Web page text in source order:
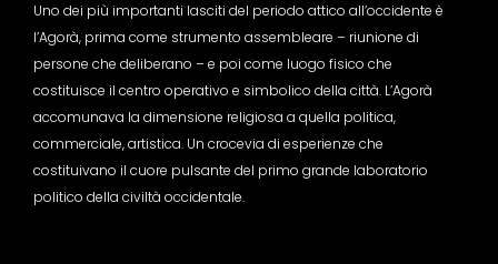
Uno dei più importanti lasciti del periodo attico all’occidente è
l’Agorà, prima come strumento assembleare – riunione di
persone che deliberano – e poi come luogo fisico che
costituisce il centro operativo e simbolico della città. L’Agorà
accomunava la dimensione religiosa a quella politica,
commerciale, artistica. Un crocevia di esperienze che
costituivano il cuore pulsante del primo grande laboratorio
politico della civiltà occidentale.